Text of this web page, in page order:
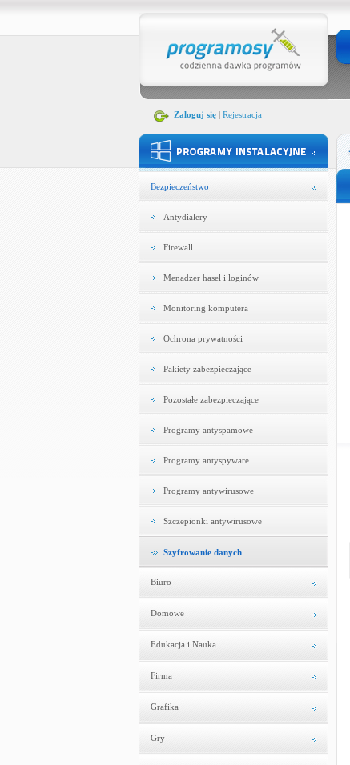
Zaloguj się| Rejestracja
Bezpieczeństwo
Antydialery
Firewall
Menadżer haseł i loginów
Monitoring komputera
Ochrona prywatności
Pakiety zabezpieczające
Pozostałe zabezpieczające
Programy antyspamowe
Programy antyspyware
Programy antywirusowe
Szczepionki antywirusowe
Szyfrowanie danych
Biuro
Domowe
Edukacja i Nauka
Firma
Grafika
Gry